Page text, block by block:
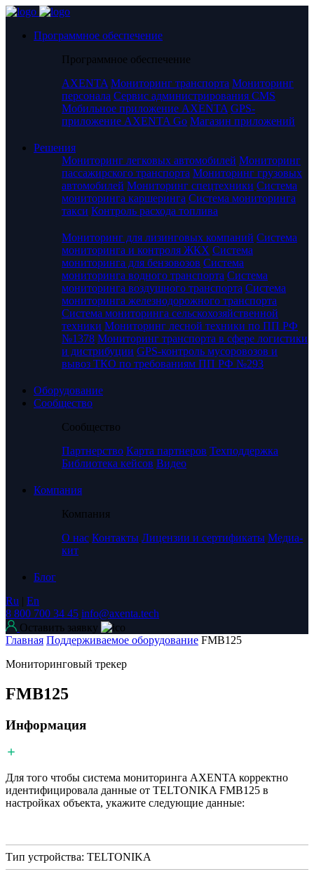
Программное обеспечение
Программное обеспечение
AXENTA Мониторинг транспорта Мониторинг
персонала Сервис администрирования CMS
Мобильное приложение AXENTA GPS-
приложение AXENTA Go Магазин приложений
Решения
Мониторинг легковых автомобилей Мониторинг
пассажирского транспорта Мониторинг грузовых
автомобилей Мониторинг спецтехники Система
мониторинга каршеринга Система мониторинга
такси Контроль расхода топлива
Мониторинг для лизинговых компаний Система
мониторинга и контроля ЖКХ Система
мониторинга для бензовозов Система
мониторинга водного транспорта Система
мониторинга воздушного транспорта Система
мониторинга железнодорожного транспорта
Система мониторинга сельскохозяйственной
техники Мониторинг лесной техники по ПП РФ
№1378 Мониторинг транспорта в сфере логистики
и дистрибуции GPS-контроль мусоровозов и
вывоз ТКО по требованиям ПП РФ №293
Оборудование
Сообщество
Сообщество
Партнерство Карта партнеров Техподдержка
Библиотека кейсов Видео
Компания
Компания
О нас Контакты Лицензии и сертификаты Медиа-
кит
Блог
Ru | En
8 800 700 34 45 info@axenta.tech
Оставить заявку
Главная Поддерживаемое оборудование FMB125
Мониторинговый трекер
FMB125
Информация
Для того чтобы система мониторинга AXENTA корректно
идентифицировала данные от TELTONIKA FMB125 в
настройках объекта, укажите следующие данные:
Тип устройства: TELTONIKA